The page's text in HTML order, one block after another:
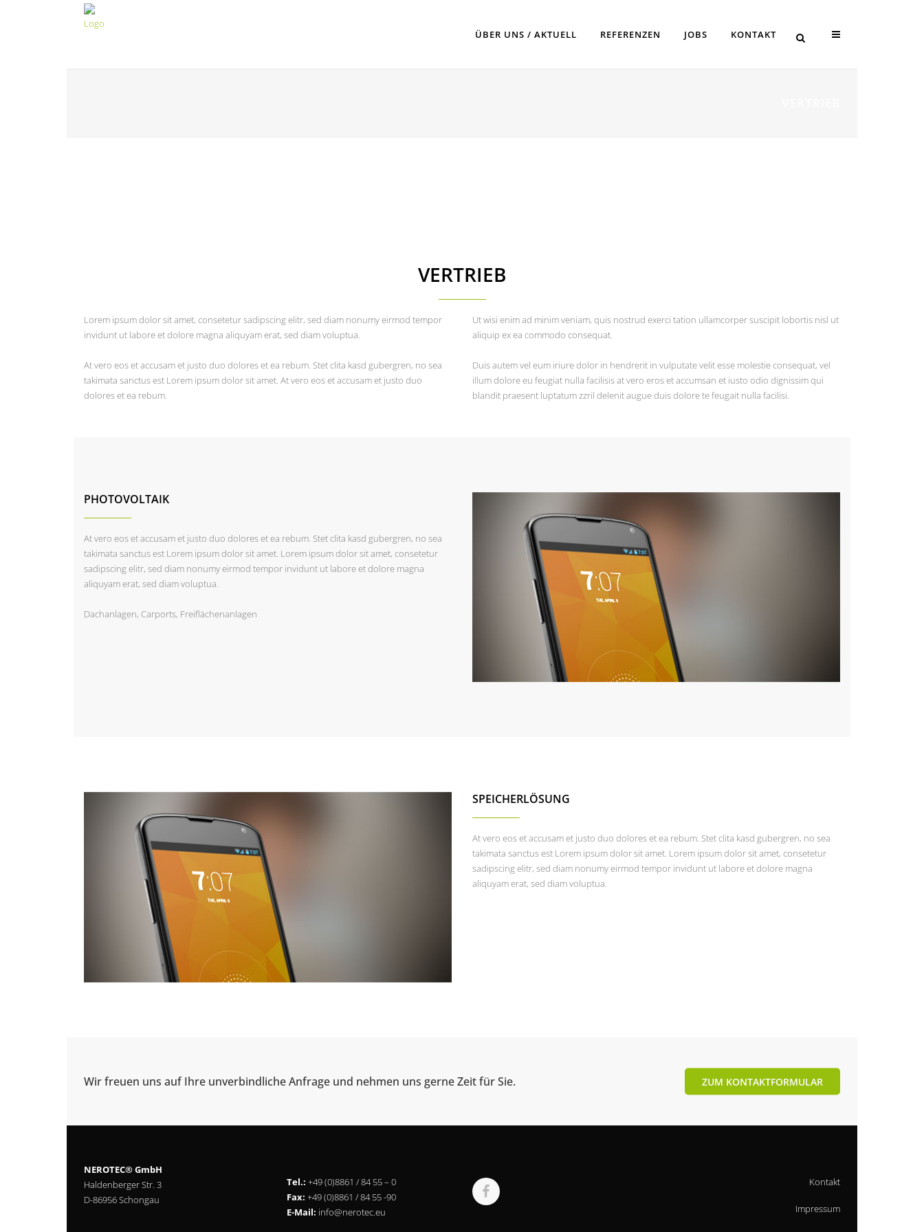
ÜBER UNS / AKTUELL REFERENZEN JOBS KONTAKT
VERTRIEB
Lorem ipsum dolor sit amet, consetetur sadipscing elitr, sed diam nonumy eirmod tempor
invidunt ut labore et dolore magna aliquyam erat, sed diam voluptua.
At vero eos et accusam et justo duo dolores et ea rebum. Stet clita kasd gubergren, no sea
takimata sanctus est Lorem ipsum dolor sit amet. At vero eos et accusam et justo duo
dolores et ea rebum.
Ut wisi enim ad minim veniam, quis nostrud exerci tation ullamcorper suscipit lobortis nisl ut
aliquip ex ea commodo consequat.
Duis autem vel eum iriure dolor in hendrerit in vulputate velit esse molestie consequat, vel
illum dolore eu feugiat nulla facilisis at vero eros et accumsan et iusto odio dignissim qui
blandit praesent luptatum zzril delenit augue duis dolore te feugait nulla facilisi.
PHOTOVOLTAIK
At vero eos et accusam et justo duo dolores et ea rebum. Stet clita kasd gubergren, no sea
takimata sanctus est Lorem ipsum dolor sit amet. Lorem ipsum dolor sit amet, consetetur
sadipscing elitr, sed diam nonumy eirmod tempor invidunt ut labore et dolore magna
aliquyam erat, sed diam voluptua.
Dachanlagen, Carports, Freiflächenanlagen
SPEICHERLÖSUNG
At vero eos et accusam et justo duo dolores et ea rebum. Stet clita kasd gubergren, no sea
takimata sanctus est Lorem ipsum dolor sit amet. Lorem ipsum dolor sit amet, consetetur
sadipscing elitr, sed diam nonumy eirmod tempor invidunt ut labore et dolore magna
aliquyam erat, sed diam voluptua.
Wir freuen uns auf Ihre unverbindliche Anfrage und nehmen uns gerne Zeit für Sie. ZUM KONTAKTFORMULAR
NEROTEC® GmbH
Haldenberger Str. 3
D-86956 Schongau
Tel.: +49 (0)8861 / 84 55 – 0
Fax: +49 (0)8861 / 84 55 -90
E-Mail: info@nerotec.eu
Kontakt
Impressum